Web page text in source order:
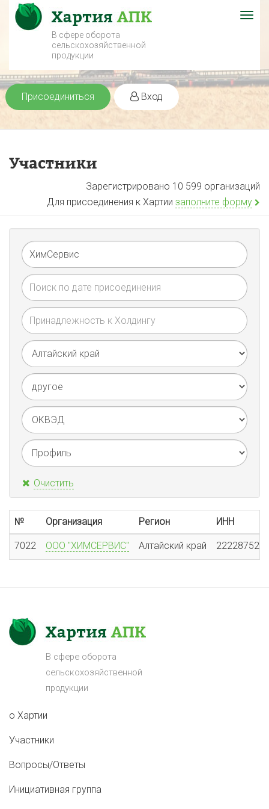
В сфере оборота
сельскохозяйственной
продукции
Присоединиться Вход
Участники
Зарегистрировано 10 599 организаций
Для присоединения к Хартии заполните форму
Очистить
№ Организация Регион ИНН
7022 ООО "ХИМСЕРВИС" Алтайский край
В сфере оборота
сельскохозяйственной
продукции
о Хартии
Участники
Вопросы/Ответы
Инициативная группа